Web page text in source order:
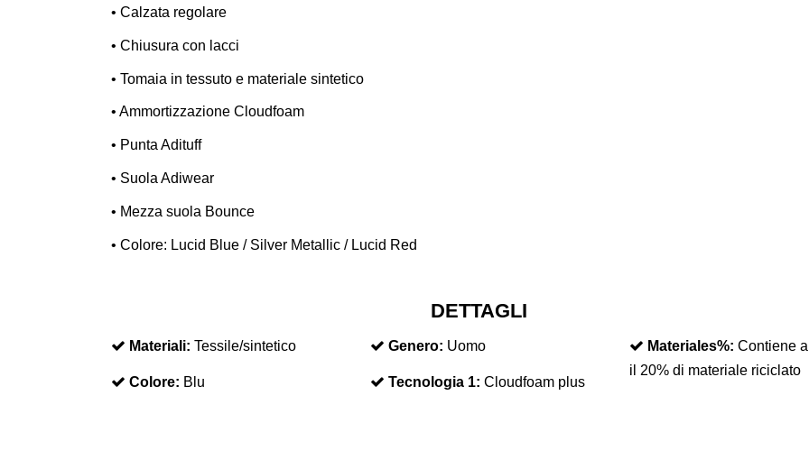
• Calzata regolare
• Chiusura con lacci
• Tomaia in tessuto e materiale sintetico
• Ammortizzazione Cloudfoam
• Punta Adituff
• Suola Adiwear
• Mezza suola Bounce
• Colore: Lucid Blue / Silver Metallic / Lucid Red
DETTAGLI
Materiali: Tessile/sintetico
Colore: Blu
Genero: Uomo
Tecnologia 1: Cloudfoam plus
Materiales%: Contiene
il 20% di materiale riciclato